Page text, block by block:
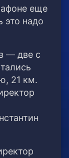
еще
это надо
— две с
21 км.